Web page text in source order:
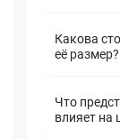
Какова
её размер?
Что
влияет на